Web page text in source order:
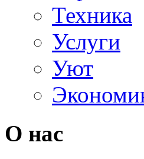
Техника
Услуги
Уют
О нас